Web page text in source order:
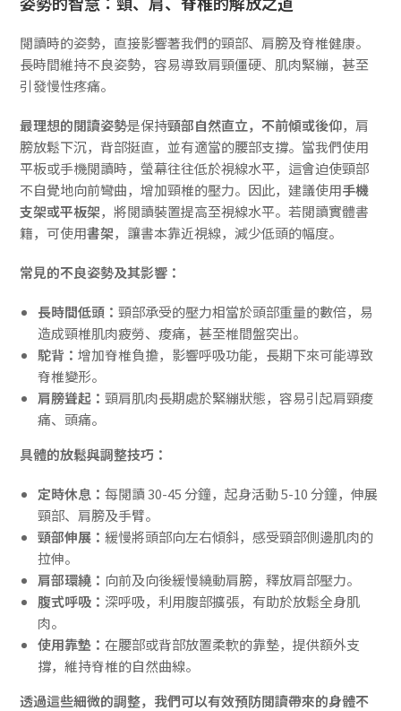
閱讀時的姿勢，直接影響著我們的頸部、肩膀及脊椎健康。
長時間維持不良姿勢，容易導致肩頸僵硬、肌肉緊繃，甚至
引發慢性疼痛。
最理想的閱讀姿勢是保持頸部自然直立，不前傾或後仰，肩
膀放鬆下沉，背部挺直，並有適當的腰部支撐。當我們使用
平板或手機閱讀時，螢幕往往低於視線水平，這會迫使頸部
不自覺地向前彎曲，增加頸椎的壓力。因此，建議使用手機
支架或平板架，將閱讀裝置提高至視線水平。若閱讀實體書
籍，可使用書架，讓書本靠近視線，減少低頭的幅度。
常見的不良姿勢及其影響：
長時間低頭：頸部承受的壓力相當於頭部重量的數倍，易
造成頸椎肌肉疲勞、痠痛，甚至椎間盤突出。
駝背：增加脊椎負擔，影響呼吸功能，長期下來可能導致
脊椎變形。
肩膀聳起：頸肩肌肉長期處於緊繃狀態，容易引起肩頸痠
痛、頭痛。
具體的放鬆與調整技巧：
定時休息：每閱讀 30-45 分鐘，起身活動 5-10 分鐘，伸展
頸部、肩膀及手臂。
頸部伸展：緩慢將頭部向左右傾斜，感受頸部側邊肌肉的
拉伸。
肩部環繞： 向前及向後緩慢繞動肩膀，釋放肩部壓力。
腹式呼吸：深呼吸，利用腹部擴張，有助於放鬆全身肌
肉。
使用靠墊：在腰部或背部放置柔軟的靠墊，提供額外支
撐，維持脊椎的自然曲線。
透過這些細微的調整，我們可以有效預防閱讀帶來的身體不